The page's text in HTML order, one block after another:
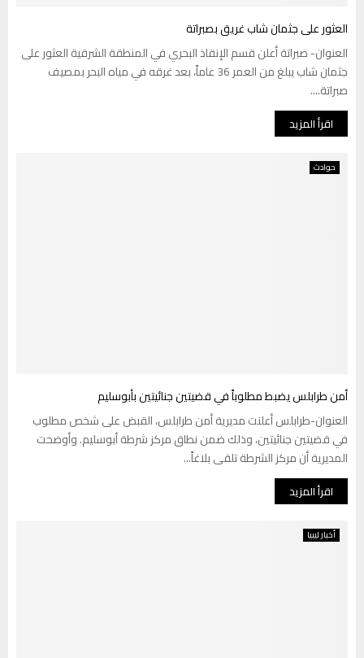
العثور على جثمان شاب غريق بصبراتة
العنوان- صبراتة أعلن قسم الإنقاذ البحري في المنطقة الشرقية العثور على
جثمان شاب يبلغ من العمر 36 عاماً، بعد غرقه في مياه البحر بمصيف
صبراتة....
اقرأ المزيد
حوادث
أمن طرابلس يضبط مطلوباً في قضيتين جنائيتين بأبوسليم
العنوان-طرابلس أعلنت مديرية أمن طرابلس، القبض على شخص مطلوب
في قضيتين جنائيتين، وذلك ضمن نطاق مركز شرطة أبوسليم. وأوضحت
المديرية أن مركز الشرطة تلقى بلاغاً...
اقرأ المزيد
أخبار ليبيا